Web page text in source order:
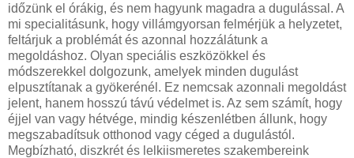
időzünk el órákig, és nem hagyunk magadra a dugulással. A
mi specialitásunk, hogy villámgyorsan felmérjük a helyzetet,
feltárjuk a problémát és azonnal hozzálátunk a
megoldáshoz. Olyan speciális eszközökkel és
módszerekkel dolgozunk, amelyek minden dugulást
elpusztítanak a gyökerénél. Ez nemcsak azonnali megoldást
jelent, hanem hosszú távú védelmet is. Az sem számít, hogy
éjjel van vagy hétvége, mindig készenlétben állunk, hogy
megszabadítsuk otthonod vagy céged a dugulástól.
Megbízható, diszkrét és lelkiismeretes szakembereink